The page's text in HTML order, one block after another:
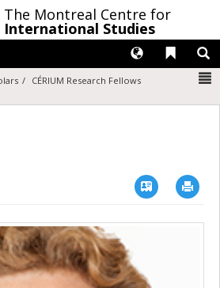
The Montreal Centre for
International Studies
Liens
Langues
CÉRIUM Research Fellows
Vcard